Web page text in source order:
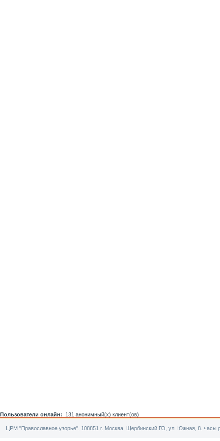
Пользователи онлайн: 131 анонимный(х) клиент(ов)
ЦРМ "Православное узорье". 108851 г. Москва, Щербинский ГО, ул. Южная, 8. часы